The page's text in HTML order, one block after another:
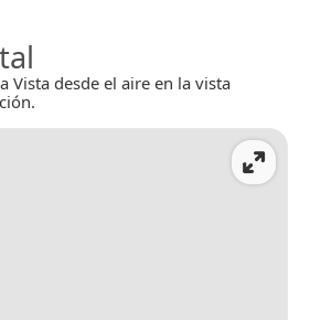
Vista desde el aire en la vista